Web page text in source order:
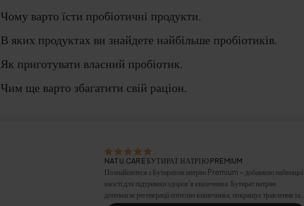
Чому варто їсти пробіотичні продукти.
В яких продуктах ви знайдете найбільше пробіотиків.
Як приготувати власний пробіотик.
Чим ще варто збагатити свій раціон.
NATU.CARE БУТИРАТ НАТРІЮ PREMIUM
Познайомтеся з Бутиратом натрію Premium – добавкою найвищої
якості для підтримки здоров'я кишечника. Бутират натрію
допомагає регенерації епітелію кишечника, покращує травлення та